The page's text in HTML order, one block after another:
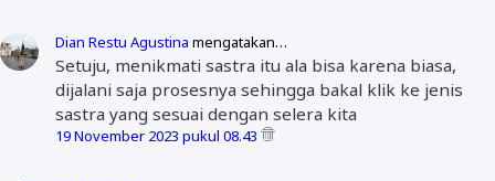
Dian Restu Agustina mengatakan…
Setuju, menikmati sastra itu ala bisa karena biasa,
dijalani saja prosesnya sehingga bakal klik ke jenis
sastra yang sesuai dengan selera kita
19 November 2023 pukul 08.43